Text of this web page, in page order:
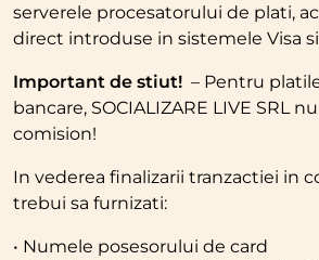
serverele procesatorului de plati,
direct introduse in sistemele Visa
Important de stiut! – Pentru
bancare, SOCIALIZARE LIVE SRL
comision!
In vederea finalizarii tranzactiei in
trebui sa furnizati:
• Numele posesorului de card